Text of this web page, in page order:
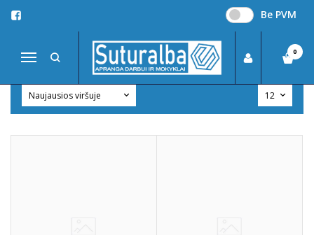
Be PVM
Navigacija
0
SAKO
Pirkite pagal gamintoją Sako